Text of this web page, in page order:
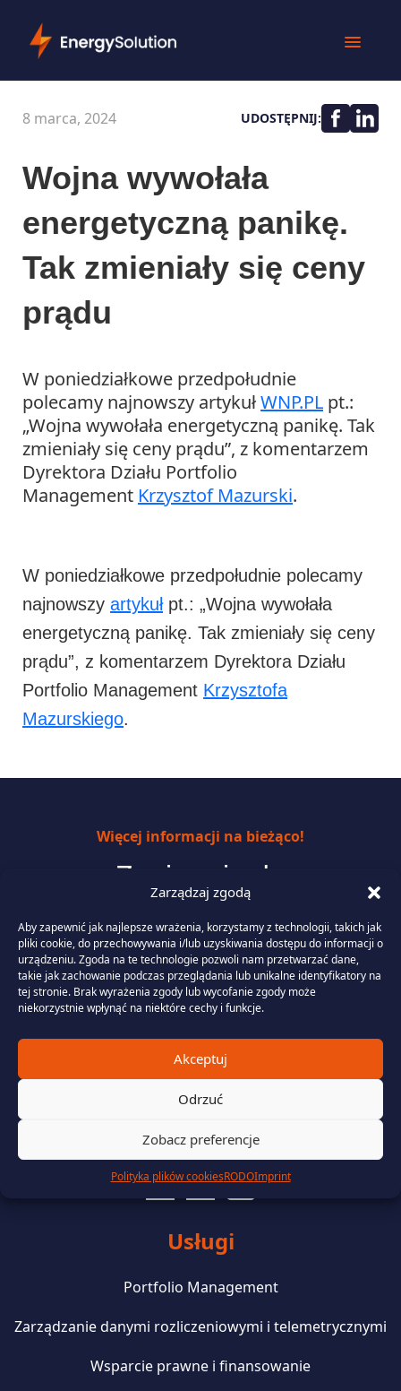
Zarządzaj zgodą
Aby zapewnić jak najlepsze wrażenia, korzystamy z technologii, takich jak
pliki cookie, do przechowywania i/lub uzyskiwania dostępu do informacji o
urządzeniu. Zgoda na te technologie pozwoli nam przetwarzać dane,
takie jak zachowanie podczas przeglądania lub unikalne identyfikatory na
tej stronie. Brak wyrażenia zgody lub wycofanie zgody może
niekorzystnie wpłynąć na niektóre cechy i funkcje.
Akceptuj
Odrzuć
Zobacz preferencje
Polityka plików cookiesRODOImprint
8 marca, 2024 UDOSTĘPNIJ:
Wojna wywołała
energetyczną panikę.
Tak zmieniały się ceny
prądu
W poniedziałkowe przedpołudnie
polecamy najnowszy artykułWNP.PL pt.:
„Wojna wywołała energetyczną panikę. Tak
zmieniały się ceny prądu”, z komentarzem
Dyrektora Działu Portfolio
Management Krzysztof Mazurski.
W poniedziałkowe przedpołudnie polecamy
najnowszy artykułpt.: „Wojna wywołała
energetyczną panikę. Tak zmieniały się ceny
prądu”, z komentarzem Dyrektora Działu
Portfolio Management Krzysztofa
Mazurskiego.
Więcej informacji na bieżąco!
Zapisz się do
naszego newslettera
ul. Ząbkowska 27
03-736 Warszawa
biuro@energysolution.pl
Usługi
Portfolio Management
Zarządzanie danymi rozliczeniowymi i telemetrycznymi
Wsparcie prawne i finansowanie